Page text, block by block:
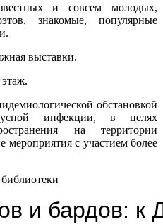
и совсем молодых,
знакомые, популярные
выставки.
обстановкой
инфекции, в целях
на территории
мероприятия с участием более